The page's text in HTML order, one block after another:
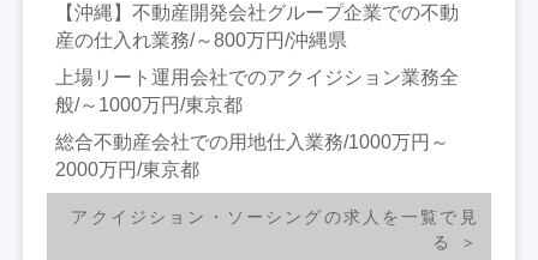
【沖縄】不動産開発会社グループ企業での不動
産の仕入れ業務/～800万円/沖縄県
上場リート運用会社でのアクイジション業務全
般/～1000万円/東京都
総合不動産会社での用地仕入業務/1000万円～
2000万円/東京都
アクイジション・ソーシングの求人を一覧で見
る